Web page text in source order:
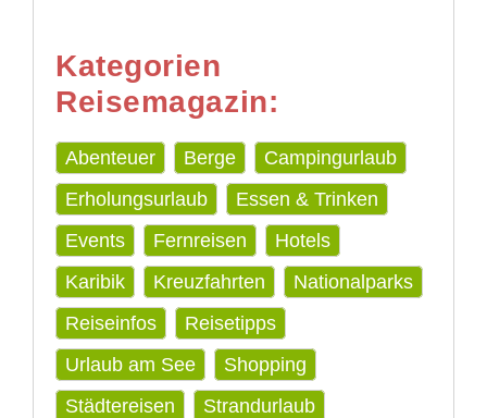
Kategorien
Reisemagazin:
Abenteuer Berge
Campingurlaub
Erholungsurlaub
Essen & Trinken
Events
Fernreisen
Hotels
Karibik
Kreuzfahrten
Nationalparks
Reiseinfos
Reisetipps
Urlaub am See
Shopping
Städtereisen
Strandurlaub